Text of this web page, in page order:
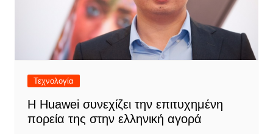
Τεχνολογία
Η Huawei συνεχίζει την επιτυχημένη
πορεία της στην ελληνική αγορά